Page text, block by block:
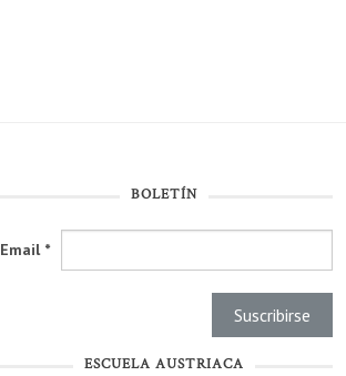
BOLETÍN
Email *
ESCUELA AUSTRIACA